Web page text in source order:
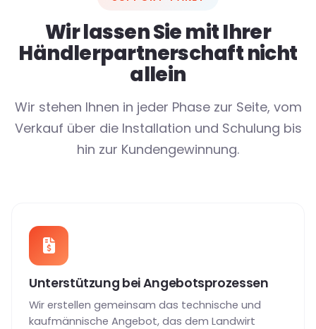
Wir lassen Sie mit Ihrer
Händlerpartnerschaft nicht
allein
Wir stehen Ihnen in jeder Phase zur Seite, vom
Verkauf über die Installation und Schulung bis
hin zur Kundengewinnung.
Unterstützung bei Angebotsprozessen
Wir erstellen gemeinsam das technische und
kaufmännische Angebot, das dem Landwirt